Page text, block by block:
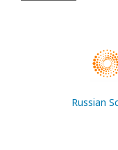
Russian